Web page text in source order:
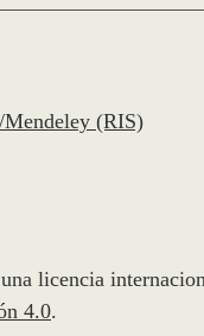
(RIS)
licencia
4.0.